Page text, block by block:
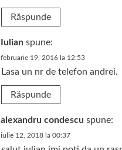
Răspunde
Iulian spune:
februarie 19, 2016 la 12:53
Lasa un nr de telefon andrei.
Răspunde
alexandru condescu spune:
iulie 12, 2018 la 00:37